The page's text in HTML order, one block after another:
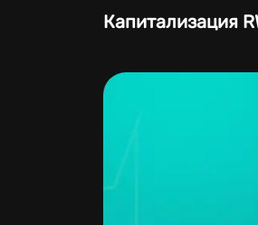
Капитализация